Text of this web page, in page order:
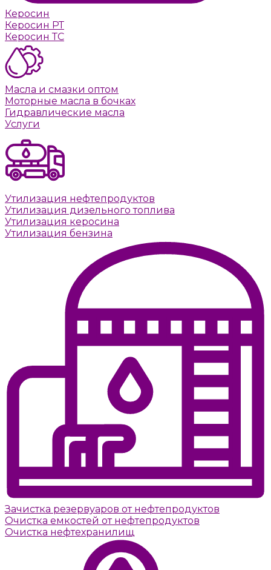
Керосин
Керосин РТ
Керосин ТС
Масла и смазки оптом
Моторные масла в бочках
Гидравлические масла
Услуги
Утилизация нефтепродуктов
Утилизация дизельного топлива
Утилизация керосина
Утилизация бензина
Зачистка резервуаров от нефтепродуктов
Очистка емкостей от нефтепродуктов
Очистка нефтехранилищ